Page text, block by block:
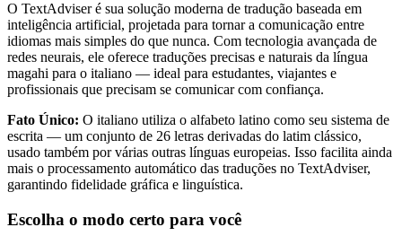
O TextAdviser é sua solução moderna de tradução baseada em
inteligência artificial, projetada para tornar a comunicação entre
idiomas mais simples do que nunca. Com tecnologia avançada de
redes neurais, ele oferece traduções precisas e naturais da língua
magahi para o italiano — ideal para estudantes, viajantes e
profissionais que precisam se comunicar com confiança.
Fato Único: O italiano utiliza o alfabeto latino como seu sistema de
escrita — um conjunto de 26 letras derivadas do latim clássico,
usado também por várias outras línguas europeias. Isso facilita ainda
mais o processamento automático das traduções no TextAdviser,
garantindo fidelidade gráfica e linguística.
Escolha o modo certo para você